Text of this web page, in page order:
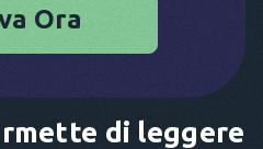
Ora
di leggere